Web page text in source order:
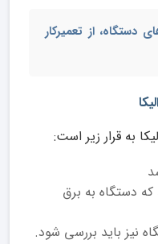
دستگاه، از تعمیرکار
به قرار زیر است:
دستگاه به برق
نیز باید بررسی شود.